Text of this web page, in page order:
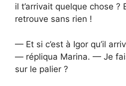
il t’arrivait quelque chose ?
retrouve sans rien !
— Et si c’est à Igor qu’il
— répliqua Marina. — Je
sur le palier ?